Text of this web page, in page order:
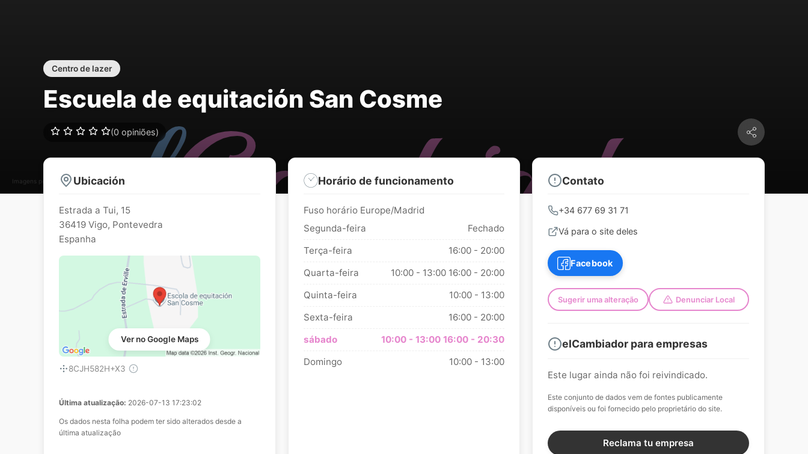
Imagens podem estar sujeitos a direitos de autor
Centro de lazer
Escuela de equitación San Cosme
(0 opiniões)
Ubicación
Estrada a Tui, 15
36419 Vigo, Pontevedra
Espanha
Ver no Google Maps
8CJH582H+X3
Última atualização: 2026-07-13 17:23:02
Os dados nesta folha podem ter sido alterados desde a
última atualização
Horário de funcionamento
Fuso horário Europe/Madrid
Segunda-feira
Fechado
Terça-feira
16:00 - 20:00
Quarta-feira
10:00 - 13:00 16:00 - 20:00
Quinta-feira
10:00 - 13:00
Sexta-feira
16:00 - 20:00
sábado
10:00 - 13:0016:00 - 20:30
Domingo
10:00 - 13:00
Contato
+34 677 69 31 71
Vá para o site deles
Facebook
Sugerir uma alteração Denunciar Local
elCambiador para empresas
Este lugar ainda não foi reivindicado.
Este conjunto de dados vem de fontes publicamente
disponíveis ou foi fornecido pelo proprietário do site.
Reclama tu empresa